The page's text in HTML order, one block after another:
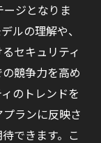
ジとなりま
ルの理解や、
セキュリティ
競争力を高め
のトレンドを
ランに反映さ
できます。こ